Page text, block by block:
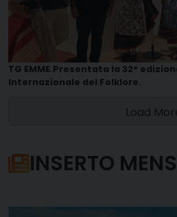
TG EMME.Presentata la 32°
Internazionale del Folklore.
Load
INSERTO